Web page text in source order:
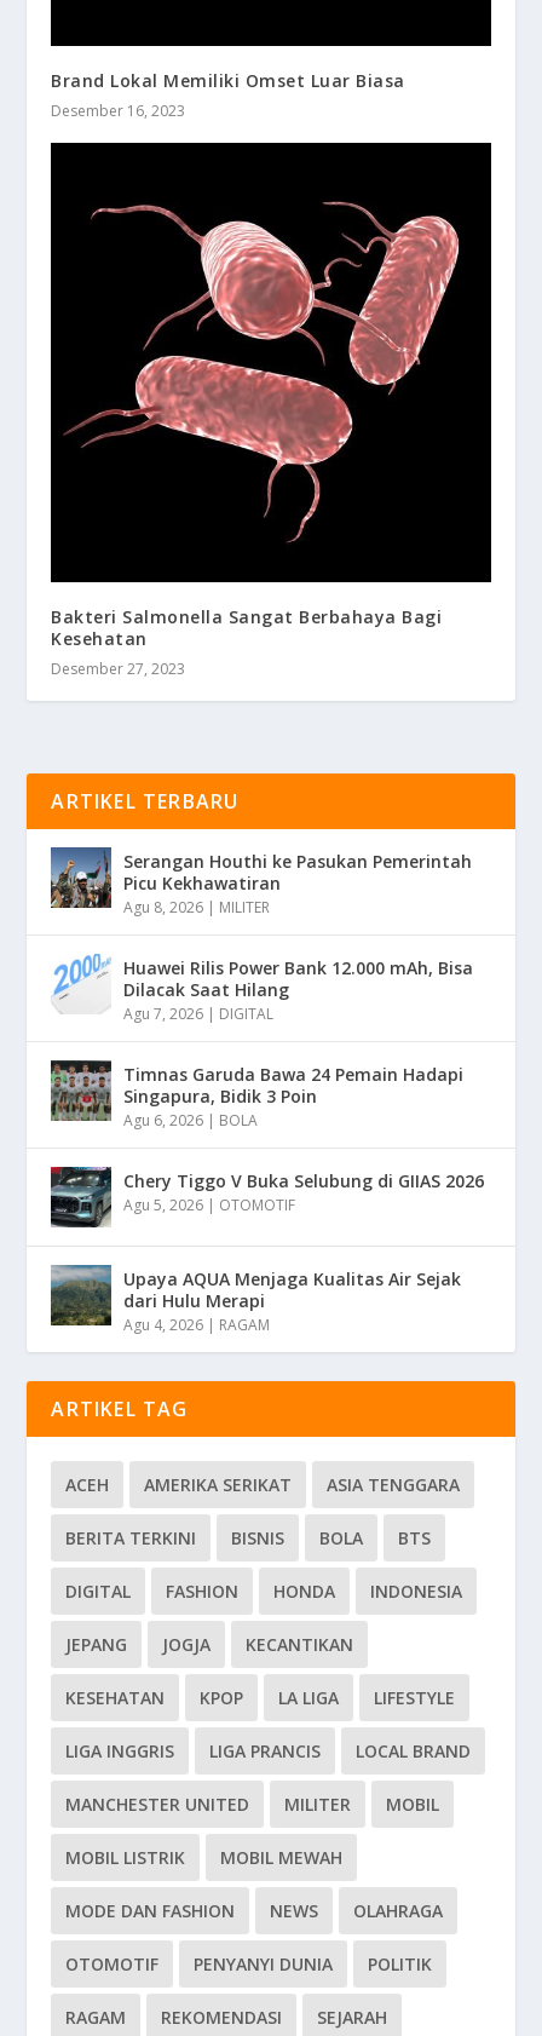
Brand Lokal Memiliki Omset Luar Biasa
Desember 16, 2023
Bakteri Salmonella Sangat Berbahaya Bagi
Kesehatan
Desember 27, 2023
ARTIKEL TERBARU
Serangan Houthi ke Pasukan Pemerintah
Picu Kekhawatiran
Agu 8, 2026 | MILITER
Huawei Rilis Power Bank 12.000 mAh, Bisa
Dilacak Saat Hilang
Agu 7, 2026 | DIGITAL
Timnas Garuda Bawa 24 Pemain Hadapi
Singapura, Bidik 3 Poin
Agu 6, 2026 | BOLA
Chery Tiggo V Buka Selubung di GIIAS 2026
Agu 5, 2026 | OTOMOTIF
Upaya AQUA Menjaga Kualitas Air Sejak
dari Hulu Merapi
Agu 4, 2026 | RAGAM
ARTIKEL TAG
ACEH AMERIKA SERIKAT ASIA TENGGARA
BERITA TERKINI BISNIS BOLA BTS
DIGITAL FASHION HONDA INDONESIA
JEPANG JOGJA KECANTIKAN
KESEHATAN KPOP LA LIGA LIFESTYLE
LIGA INGGRIS LIGA PRANCIS LOCAL BRAND
MANCHESTER UNITED MILITER MOBIL
MOBIL LISTRIK MOBIL MEWAH
MODE DAN FASHION NEWS OLAHRAGA
OTOMOTIF PENYANYI DUNIA POLITIK
RAGAM REKOMENDASI SEJARAH